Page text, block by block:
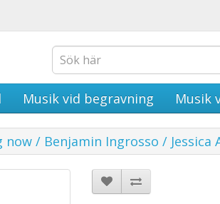
Musik vid begravning Musik
now / Benjamin Ingrosso /